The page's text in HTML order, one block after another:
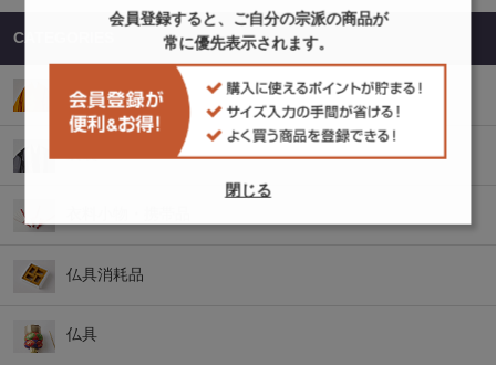
CATEGORIES
衣
仏具消耗品
仏具
会員登録すると、ご自分の宗派の商品が
常に優先表示されます。
閉じる